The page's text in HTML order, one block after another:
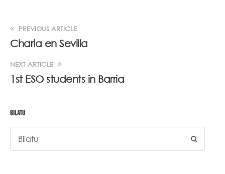
PREVIOUS ARTICLE
Charla en Sevilla
NEXT ARTICLE
1st ESO students in Barria
BILATU